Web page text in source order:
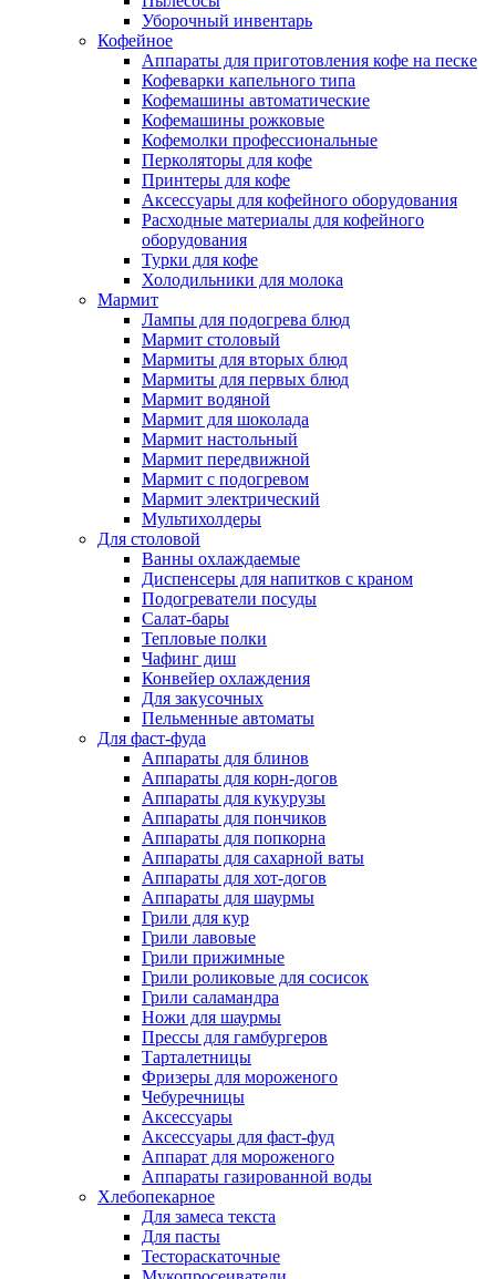
Уборочный инвентарь
Кофейное
Аппараты для приготовления кофе на песке
Кофеварки капельного типа
Кофемашины автоматические
Кофемашины рожковые
Кофемолки профессиональные
Перколяторы для кофе
Принтеры для кофе
Аксессуары для кофейного оборудования
Расходные материалы для кофейного
оборудования
Турки для кофе
Холодильники для молока
Мармит
Лампы для подогрева блюд
Мармит столовый
Мармиты для вторых блюд
Мармиты для первых блюд
Мармит водяной
Мармит для шоколада
Мармит настольный
Мармит передвижной
Мармит с подогревом
Мармит электрический
Мультихолдеры
Для столовой
Ванны охлаждаемые
Диспенсеры для напитков с краном
Подогреватели посуды
Салат-бары
Тепловые полки
Чафинг диш
Конвейер охлаждения
Для закусочных
Пельменные автоматы
Для фаст-фуда
Аппараты для блинов
Аппараты для корн-догов
Аппараты для кукурузы
Аппараты для пончиков
Аппараты для попкорна
Аппараты для сахарной ваты
Аппараты для хот-догов
Аппараты для шаурмы
Грили для кур
Грили лавовые
Грили прижимные
Грили роликовые для сосисок
Грили саламандра
Ножи для шаурмы
Прессы для гамбургеров
Тарталетницы
Фризеры для мороженого
Чебуречницы
Аксессуары
Аксессуары для фаст-фуд
Аппарат для мороженого
Аппараты газированной воды
Хлебопекарное
Для замеса текста
Для пасты
Тестораскаточные